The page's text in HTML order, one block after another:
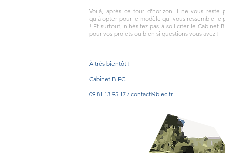
Voilà, après ce tour d'horizon il ne vous reste
qu'à opter pour le modèle qui vous ressemble le
! Et surtout, n'hésitez pas à solliciter le Cabinet
pour vos projets ou bien si questions vous avez !
À très bientôt !
Cabinet BIEC
09 81 13 95 17 /contact@biec.fr